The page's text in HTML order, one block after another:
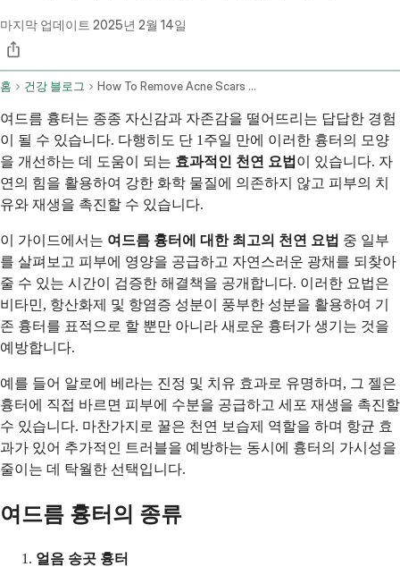
마지막 업데이트 2025년 2월 14일
홈 건강 블로그 How To Remove Acne Scars Naturally Within A Week
여드름 흉터는 종종 자신감과 자존감을 떨어뜨리는 답답한 경험
이 될 수 있습니다. 다행히도 단 1주일 만에 이러한 흉터의 모양
을 개선하는 데 도움이 되는 효과적인 천연 요법 이 있습니다. 자
연의 힘을 활용하여 강한 화학 물질에 의존하지 않고 피부의 치
유와 재생을 촉진할 수 있습니다.
이 가이드에서는 여드름 흉터에 대한 최고의 천연 요법 중 일부
를 살펴보고 피부에 영양을 공급하고 자연스러운 광채를 되찾아
줄 수 있는 시간이 검증한 해결책을 공개합니다. 이러한 요법은
비타민, 항산화제 및 항염증 성분이 풍부한 성분을 활용하여 기
존 흉터를 표적으로 할 뿐만 아니라 새로운 흉터가 생기는 것을
예방합니다.
예를 들어 알로에 베라는 진정 및 치유 효과로 유명하며, 그 젤은
흉터에 직접 바르면 피부에 수분을 공급하고 세포 재생을 촉진할
수 있습니다. 마찬가지로 꿀은 천연 보습제 역할을 하며 항균 효
과가 있어 추가적인 트러블을 예방하는 동시에 흉터의 가시성을
줄이는 데 탁월한 선택입니다.
여드름 흉터의 종류
얼음 송곳 흉터